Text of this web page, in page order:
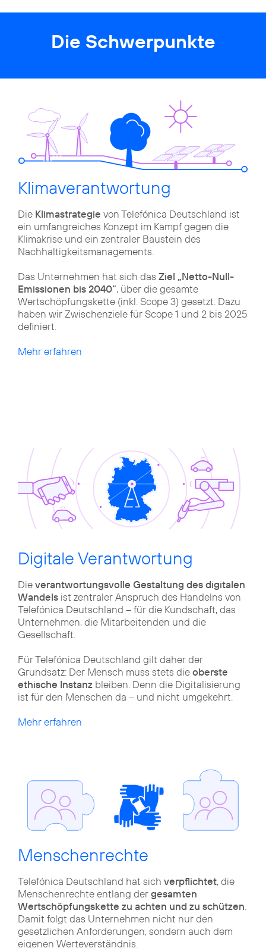
Die Schwerpunkte
Klimaverantwortung
Die Klimastrategie von Telefónica Deutschland ist
ein umfangreiches Konzept im Kampf gegen die
Klimakrise und ein zentraler Baustein des
Nachhaltigkeitsmanagements.
Das Unternehmen hat sich das Ziel „Netto-Null-
Emissionen bis 2040“, über die gesamte
Wertschöpfungskette (inkl. Scope 3) gesetzt. Dazu
haben wir Zwischenziele für Scope 1 und 2 bis 2025
definiert.
Mehr erfahren
Digitale Verantwortung
Dieverantwortungsvolle Gestaltung des digitalen
Wandels ist zentraler Anspruch des Handelns von
Telefónica Deutschland – für die Kundschaft, das
Unternehmen, die Mitarbeitenden und die
Gesellschaft.
Für Telefónica Deutschland gilt daher der
Grundsatz: Der Mensch muss stets dieoberste
ethische Instanz bleiben. Denn die Digitalisierung
ist für den Menschen da – und nicht umgekehrt.
Mehr erfahren
Menschenrechte
Telefónica Deutschland hat sich verpflichtet, die
Menschenrechte entlang dergesamten
Wertschöpfungskette zu achten und zu schützen
Damit folgt das Unternehmen nicht nur den
gesetzlichen Anforderungen, sondern auch dem
eigenen Werteverständnis.